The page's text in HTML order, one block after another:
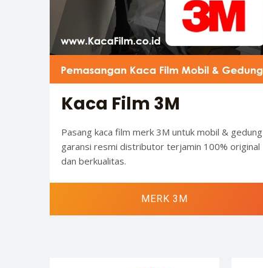
Kaca Film 3M
Pasang kaca film merk 3M untuk mobil & gedung
garansi resmi distributor terjamin 100% original
dan berkualitas.
MERK 3M